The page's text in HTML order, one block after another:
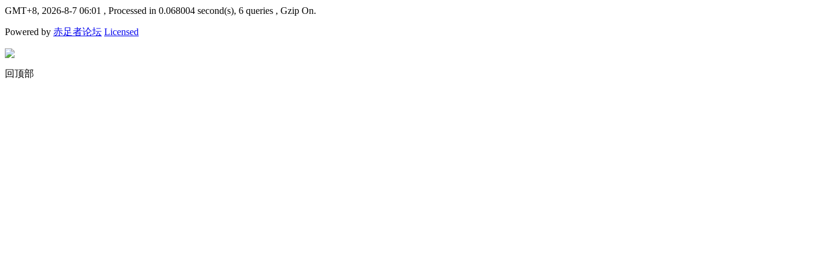
GMT+8, 2026-8-7 06:01 , Processed in 0.068004 second(s), 6 queries , Gzip On.
Powered by 赤足者论坛 Licensed
回顶部